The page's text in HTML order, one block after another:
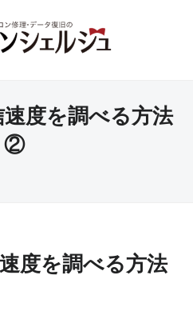
度を調べる方法
②
度を調べる方法